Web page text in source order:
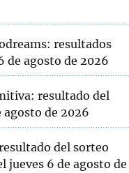
resultados
de agosto de 2026
resultado del
agosto de 2026
del sorteo
jueves 6 de agosto de